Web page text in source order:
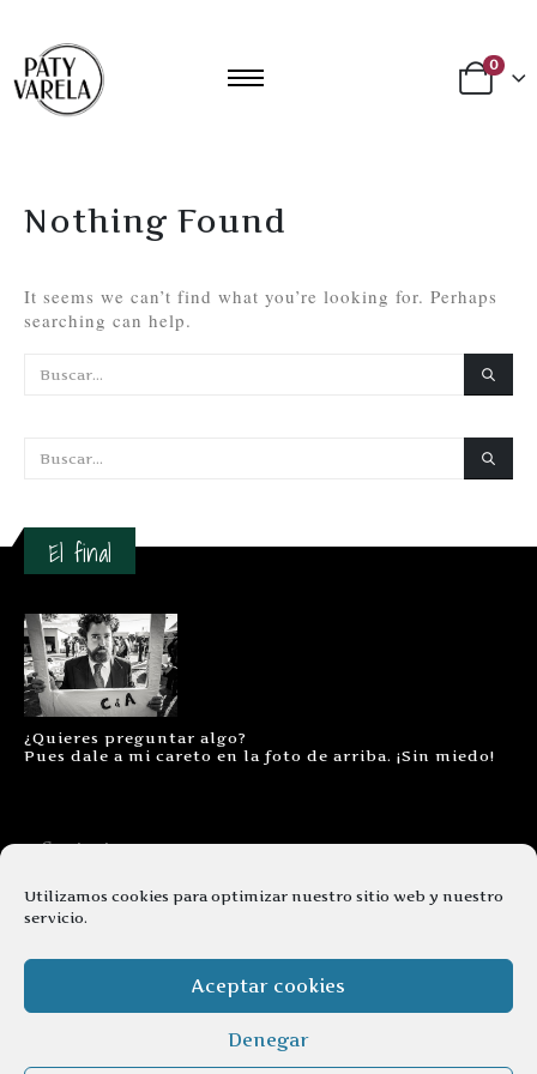
Utilizamos cookies para optimizar nuestro sitio web y nuestro
servicio.
Aceptar cookies
Denegar
0
Nothing Found
It seems we can’t find what you’re looking for. Perhaps
searching can help.
El final
¿Quieres preguntar algo?
Pues dale a mi careto en la foto de arriba. ¡Sin miedo!
Contacto
Aviso legal